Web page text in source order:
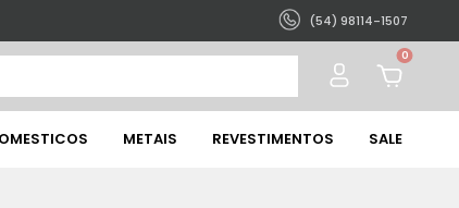
(54) 98114-1507
0
METAIS REVESTIMENTOS SALE